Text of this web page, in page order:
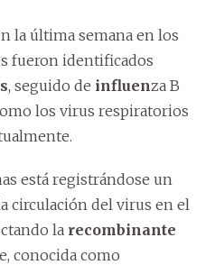
la última semana en los
fueron identificados
, seguido de influenza B
los virus respiratorios
está registrándose un
circulación del virus en el
la recombinante
conocida como